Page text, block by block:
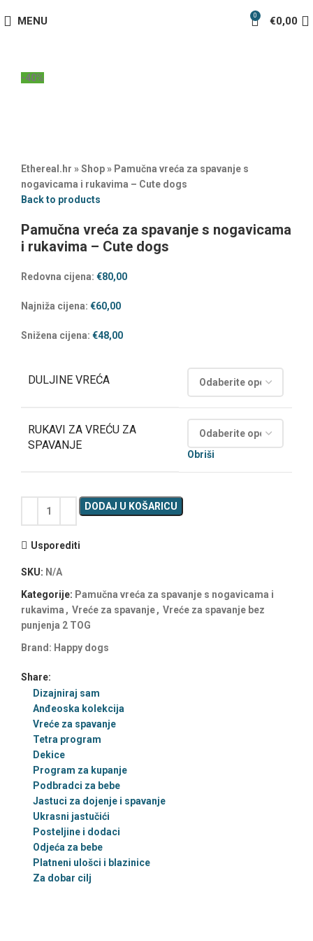
MENU 0 €0,00
-40%
Ethereal.hr »Shop» Pamučna vreća za spavanje s
nogavicama i rukavima – Cute dogs
Back to products
Pamučna vreća za spavanje s nogavicama
i rukavima – Cute dogs
Redovna cijena: €80,00
Najniža cijena: €60,00
Snižena cijena: €48,00
DULJINE VREĆA
RUKAVI ZA VREĆU ZA
SPAVANJE
Obriši
DODAJ U KOŠARICU
Usporediti
SKU: N/A
Kategorije: Pamučna vreća za spavanje s nogavicama i
rukavima , Vreće za spavanje, Vreće za spavanje bez
punjenja 2 TOG
Brand: Happy dogs
Share:
Dizajniraj sam
Anđeoska kolekcija
Vreće za spavanje
Tetra program
Dekice
Program za kupanje
Podbradci za bebe
Jastuci za dojenje i spavanje
Ukrasni jastučići
Posteljine i dodaci
Odjeća za bebe
Platneni ulošci i blazinice
Za dobar cilj